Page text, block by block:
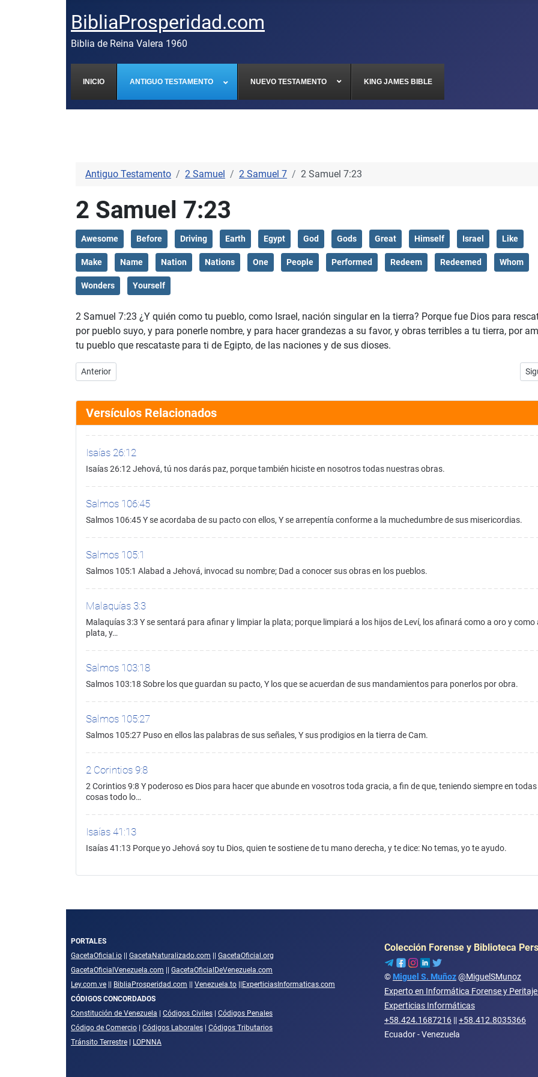
BibliaProsperidad.com
Biblia de Reina Valera 1960
INICIO ANTIGUO TESTAMENTO NUEVO TESTAMENTO KING JAMES BIBLE
Antiguo Testamento 2 Samuel 2 Samuel 7 2 Samuel 7:23
2 Samuel 7:23
Awesome Before Driving Earth Egypt God Gods Great Himself Israel Like
Make Name Nation Nations One People Performed Redeem Redeemed Whom
Wonders Yourself
2 Samuel 7:23 ¿Y quién como tu pueblo, como Israel, nación singular en la tierra? Porque fue Dios para
por pueblo suyo, y para ponerle nombre, y para hacer grandezas a su favor, y obras terribles a tu tierra, por
tu pueblo que rescataste para ti de Egipto, de las naciones y de sus dioses.
Artículo anterior: 2 Samuel 7:22
Anterior
Versículos Relacionados
Isaías 26:12
Isaías 26:12 Jehová, tú nos darás paz, porque también hiciste en nosotros todas nuestras obras.
Salmos 106:45
Salmos 106:45 Y se acordaba de su pacto con ellos, Y se arrepentía conforme a la muchedumbre de sus misericordias.
Salmos 105:1
Salmos 105:1 Alabad a Jehová, invocad su nombre; Dad a conocer sus obras en los pueblos.
Malaquías 3:3
Malaquías 3:3 Y se sentará para afinar y limpiar la plata; porque limpiará a los hijos de Leví, los afinará como a oro y como
plata, y…
Salmos 103:18
Salmos 103:18 Sobre los que guardan su pacto, Y los que se acuerdan de sus mandamientos para ponerlos por obra.
Salmos 105:27
Salmos 105:27 Puso en ellos las palabras de sus señales, Y sus prodigios en la tierra de Cam.
2 Corintios 9:8
2 Corintios 9:8 Y poderoso es Dios para hacer que abunde en vosotros toda gracia, a fin de que, teniendo siempre en
cosas todo lo…
Isaías 41:13
Isaías 41:13 Porque yo Jehová soy tu Dios, quien te sostiene de tu mano derecha, y te dice: No temas, yo te ayudo.
PORTALES
GacetaOficial.io
GacetaNaturalizado.com
GacetaOficial.org
GacetaOficialVenezuela.com
GacetaOficialDeVenezuela.com
Ley.com.ve
BibliaProsperidad.com Venezuela.to
ExperticiasInformaticas.com
CÓDIGOS CONCORDADOS
Constitución de Venezuela
Códigos Civiles
Códigos Penales
Código de Comercio
Códigos Laborales
Códigos Tributarios
Tránsito Terrestre
LOPNNA
Colección Forense y Biblioteca
© Miguel S. Muñoz@MiguelSMunoz
Experto en Informática Forense y
Experticias Informáticas
+58.424.1687216 ||+58.412.8035366
Ecuador - Venezuela